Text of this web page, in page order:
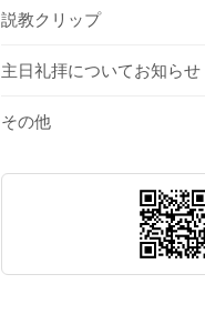
説教クリップ
主日礼拝についてお知らせ
その他